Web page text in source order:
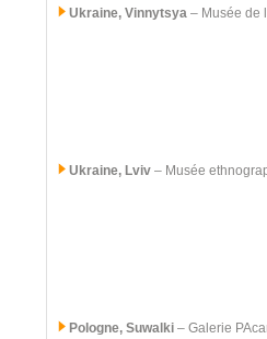
Ukraine, Vinnytsya – Musée de
Ukraine, Lviv – Musée
Pologne, Suwalki – Galerie